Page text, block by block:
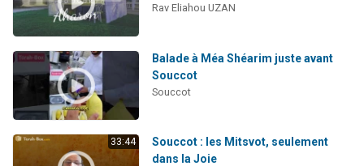
Rav Eliahou UZAN
Balade à Méa Shéarim juste avant
Souccot
Souccot
33:44
Souccot : les Mitsvot, seulement
dans la Joie